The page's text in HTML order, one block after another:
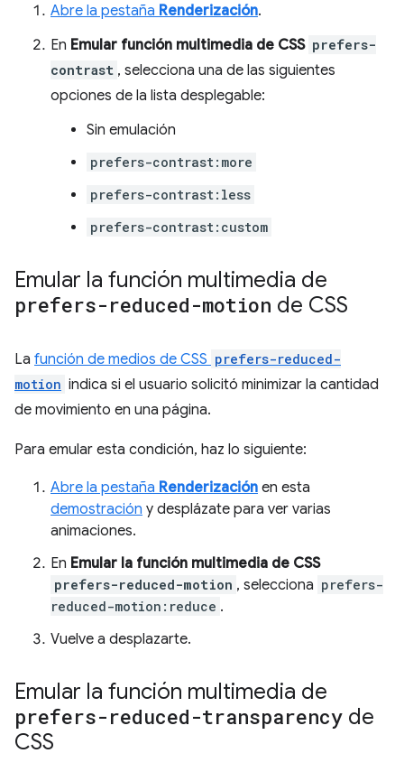
Abre la pestaña Renderización.
En Emular función multimedia de CSS prefers-
contrast , selecciona una de las siguientes
opciones de la lista desplegable:
Sin emulación
prefers-contrast:more
prefers-contrast:less
prefers-contrast:custom
Emular la función multimedia de
prefers-reduced-motion de CSS
La función de medios de CSS prefers-reduced-
motion indica si el usuario solicitó minimizar la cantidad
de movimiento en una página.
Para emular esta condición, haz lo siguiente:
Abre la pestaña Renderización en esta
demostración y desplázate para ver varias
animaciones.
En Emular la función multimedia de CSS
prefers-reduced-motion , selecciona prefers-
reduced-motion:reduce .
Vuelve a desplazarte.
Emular la función multimedia de
prefers-reduced-transparency de
CSS